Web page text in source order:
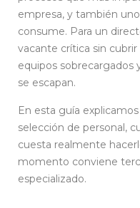
empresa, y también
consume. Para un
vacante crítica sin
equipos sobrecargados
se escapan.
En esta guía
selección de personal,
cuesta realmente
momento conviene
especializado.